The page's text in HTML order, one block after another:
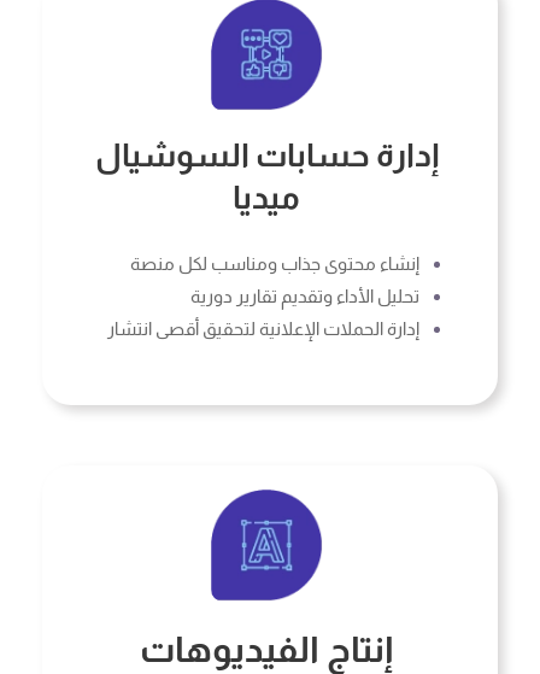
إدارة حسابات السوشيال
ميديا
إنشاء محتوى جذاب ومناسب لكل منصة
تحليل الأداء وتقديم تقارير دورية
إدارة الحملات الإعلانية لتحقيق أقصى انتشار
إنتاج الفيديوهات